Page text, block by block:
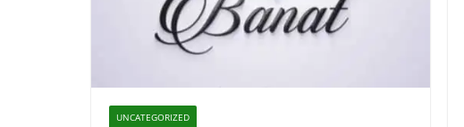
UNCATEGORIZED